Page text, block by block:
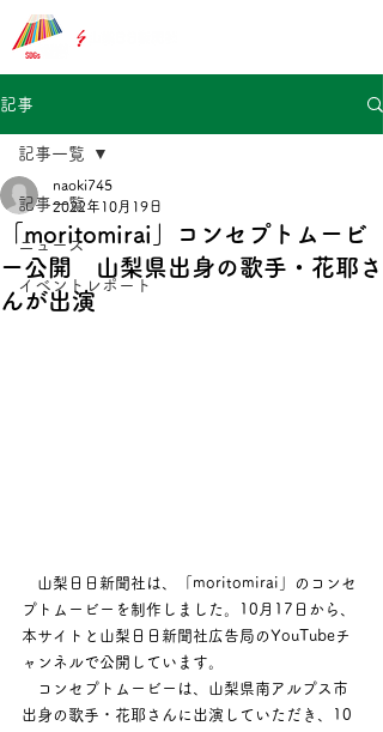
記事
記事一覧
ニュース
イベントレポート
記事一覧
「moritomirai」コンセプトムービ
ー公開 山梨県出身の歌手・花耶さ
んが出演
naoki745
2022年10月19日
山梨日日新聞社は、「moritomirai」のコンセ
プトムービーを制作しました。10月17日から、
本サイトと山梨日日新聞社広告局のYouTubeチ
ャンネルで公開しています。
コンセプトムービーは、山梨県南アルプス市
出身の歌手・花耶さんに出演していただき、10